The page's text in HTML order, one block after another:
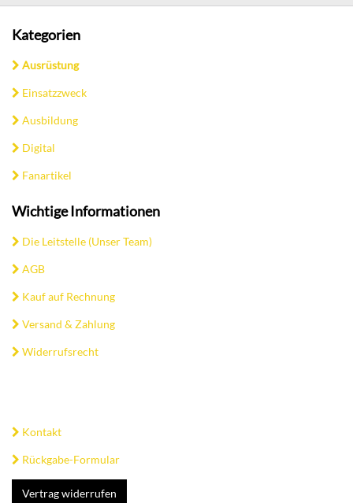
Kategorien
Ausrüstung
Einsatzzweck
Ausbildung
Digital
Fanartikel
Wichtige Informationen
Die Leitstelle (Unser Team)
AGB
Kauf auf Rechnung
Versand & Zahlung
Widerrufsrecht
Kontakt
Rückgabe-Formular
Vertrag widerrufen